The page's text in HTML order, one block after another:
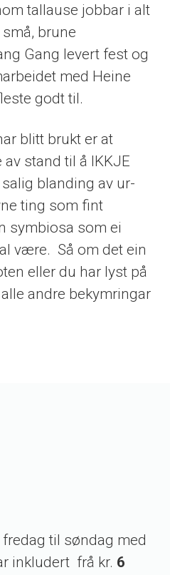
tallause jobbar i alt
brune
Gang levert fest og
med Heine
godt til.
blitt brukt er at
stand til å IKKJE
salig blanding av ur-
ting som fint
symbiosa som ei
være. Så om det ein
eller du har lyst på
andre bekymringar
til søndag med
inkludert frå kr. 6